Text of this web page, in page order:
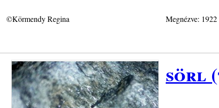
©Körmendy Regina Megnézve:
sörl